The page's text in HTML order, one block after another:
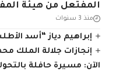
المفتعل من هيئة
منذ 3 سنوات
إبراهيم دياز “أسد
الآن: مسيرة حافلة